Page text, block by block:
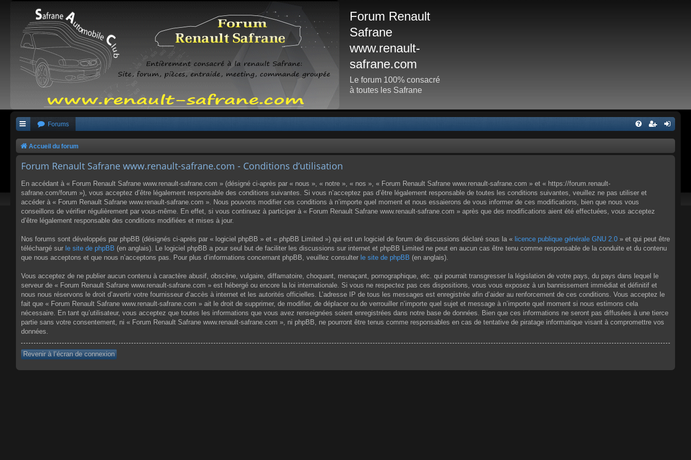
Forum Renault
Safrane
www.renault-
safrane.com
Le forum 100% consacré
à toutes les Safrane
Forums
Accueil du forum
Forum Renault Safrane www.renault-safrane.com - Conditions d’utilisation
En accédant à « Forum Renault Safrane www.renault-safrane.com » (désigné ci-après par « nous », « notre », « nos », « Forum Renault Safrane www.renault-safrane.com » et « https://forum.renault-
safrane.com/forum »), vous acceptez d’être légalement responsable des conditions suivantes. Si vous n’acceptez pas d’être légalement responsable de toutes les conditions suivantes, veuillez ne pas utiliser et
accéder à « Forum Renault Safrane www.renault-safrane.com ». Nous pouvons modifier ces conditions à n’importe quel moment et nous essaierons de vous informer de ces modifications, bien que nous vous
conseillons de vérifier régulièrement par vous-même. En effet, si vous continuez à participer à « Forum Renault Safrane www.renault-safrane.com » après que des modifications aient été effectuées, vous acceptez
d’être légalement responsable des conditions modifiées et mises à jour.
Nos forums sont développés par phpBB (désignés ci-après par « logiciel phpBB » et « phpBB Limited ») qui est un logiciel de forum de discussions déclaré sous la « licence publique générale GNU 2.0 » et qui peut être
téléchargé sur le site de phpBB (en anglais). Le logiciel phpBB a pour seul but de faciliter les discussions sur internet et phpBB Limited ne peut en aucun cas être tenu comme responsable de la conduite et du contenu
que nous acceptons et que nous n’acceptons pas. Pour plus d’informations concernant phpBB, veuillez consulter le site de phpBB (en anglais).
Vous acceptez de ne publier aucun contenu à caractère abusif, obscène, vulgaire, diffamatoire, choquant, menaçant, pornographique, etc. qui pourrait transgresser la législation de votre pays, du pays dans lequel le
serveur de « Forum Renault Safrane www.renault-safrane.com » est hébergé ou encore la loi internationale. Si vous ne respectez pas ces dispositions, vous vous exposez à un bannissement immédiat et définitif et
nous nous réservons le droit d’avertir votre fournisseur d’accès à internet et les autorités officielles. L’adresse IP de tous les messages est enregistrée afin d’aider au renforcement de ces conditions. Vous acceptez le
fait que « Forum Renault Safrane www.renault-safrane.com » ait le droit de supprimer, de modifier, de déplacer ou de verrouiller n’importe quel sujet et message à n’importe quel moment si nous estimons cela
nécessaire. En tant qu’utilisateur, vous acceptez que toutes les informations que vous avez renseignées soient enregistrées dans notre base de données. Bien que ces informations ne seront pas diffusées à une tierce
partie sans votre consentement, ni « Forum Renault Safrane www.renault-safrane.com », ni phpBB, ne pourront être tenus comme responsables en cas de tentative de piratage informatique visant à compromettre vos
données.
Revenir à l’écran de connexion